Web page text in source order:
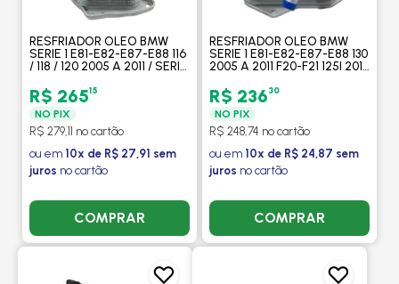
RESFRIADOR OLEO BMW
SERIE 1 E81-E82-E87-E88 116
/ 118 / 120 2005 A 2011 / SERIE
PROCOOLER
R$ 26515
NO PIX
R$ 279,11 no cartão
ou em 10x de R$ 27,91 sem
juros no cartão
COMPRAR
RESFRIADOR OLEO BMW
SERIE 1 E81-E82-E87-E88 130
2005 A 2011 F20-F21 125I 2012
228 - PROCOOLER
R$ 23630
NO PIX
R$ 248,74 no cartão
ou em 10x de R$ 24,87 sem
juros no cartão
COMPRAR